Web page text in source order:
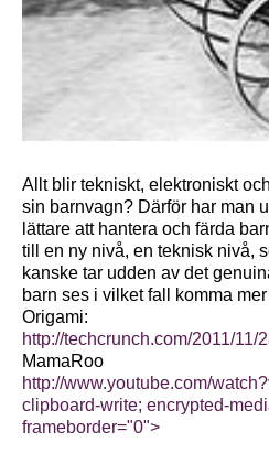
Allt blir tekniskt, elektroniskt
sin barnvagn? Därför har man
lättare att hantera och färda
till en ny nivå, en teknisk nivå,
kanske tar udden av det
barn ses i vilket fall komma
Origami:
http://techcrunch.com/2011/
MamaRoo
http://www.youtube.com/
clipboard-write; encrypted-
frameborder="0">